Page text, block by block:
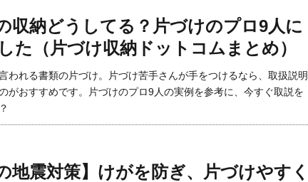
収納どうしてる？片づけのプロ9人に
た（片づけ収納ドットコムまとめ）
われる書類の片づけ。片づけ苦手さんが手をつけるなら、取扱説明
がおすすめです。片づけのプロ9人の実例を参考に、今すぐ取説を
地震対策】けがを防ぎ、片づけやすく